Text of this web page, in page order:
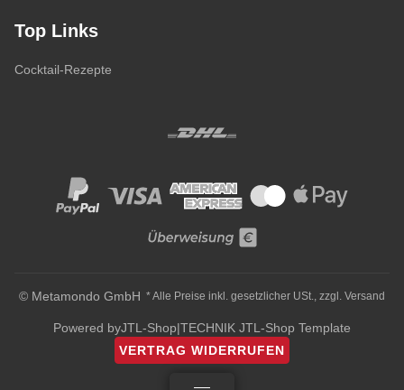
Top Links
Cocktail-Rezepte
© Metamondo GmbH * Alle Preise inkl. gesetzlicher USt., zzgl. Versand
Powered byJTL-Shop|TECHNIK JTL-Shop Template
VERTRAG WIDERRUFEN